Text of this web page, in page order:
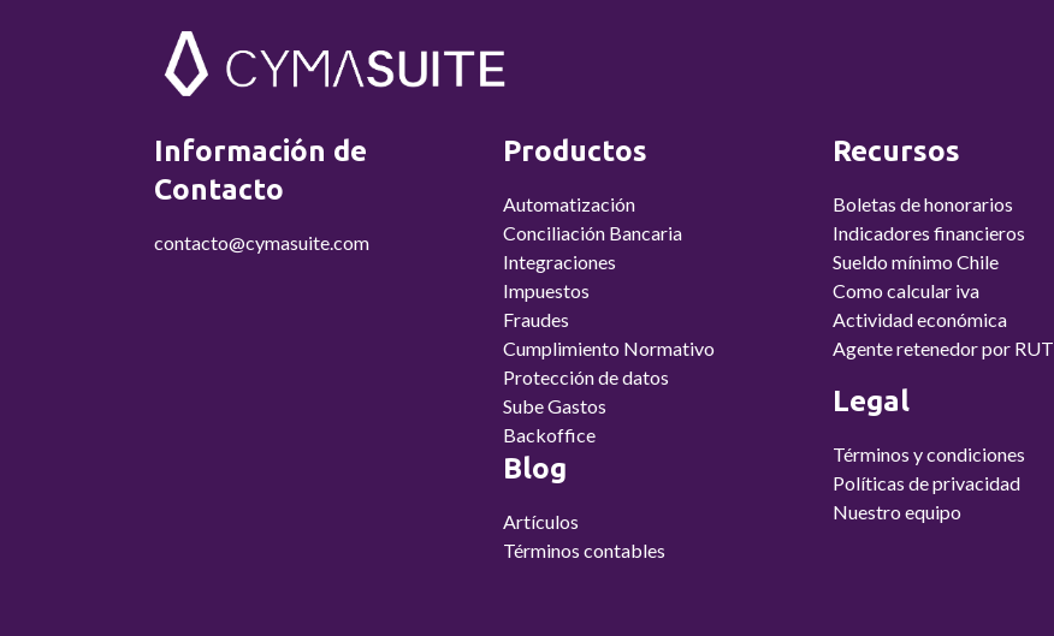
Información de
Contacto
contacto@cymasuite.com
Productos
Automatización
Conciliación Bancaria
Integraciones
Impuestos
Fraudes
Cumplimiento Normativo
Protección de datos
Sube Gastos
Backoffice
Blog
Artículos
Términos contables
Recursos
Boletas de honorarios
Indicadores financieros
Sueldo mínimo Chile
Como calcular iva
Actividad económica
Agente retenedor por RUT
Legal
Términos y condiciones
Políticas de privacidad
Nuestro equipo